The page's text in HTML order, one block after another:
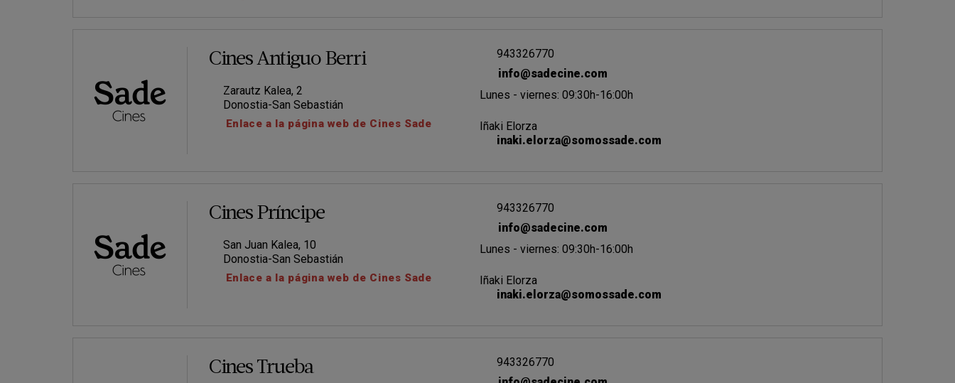
Cines Antiguo Berri
Zarautz Kalea, 2
Donostia-San Sebastián
Enlace a la página web de Cines Sade
943326770
info@sadecine.com
Lunes - viernes: 09:30h-16:00h
Iñaki Elorza
inaki.elorza@somossade.com
Cines Príncipe
San Juan Kalea, 10
Donostia-San Sebastián
Enlace a la página web de Cines Sade
943326770
info@sadecine.com
Lunes - viernes: 09:30h-16:00h
Iñaki Elorza
inaki.elorza@somossade.com
Cines Trueba
943326770